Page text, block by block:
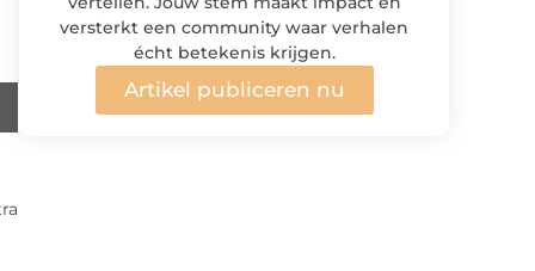
versterkt een community waar verhalen
écht betekenis krijgen.
Artikel publiceren nu